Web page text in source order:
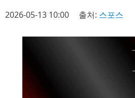
2026-05-13 10:00 출처: 스포스